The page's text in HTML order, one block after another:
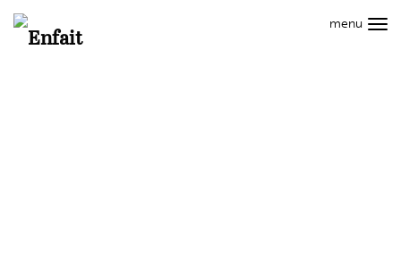
Hoofdmenu Searchmenu